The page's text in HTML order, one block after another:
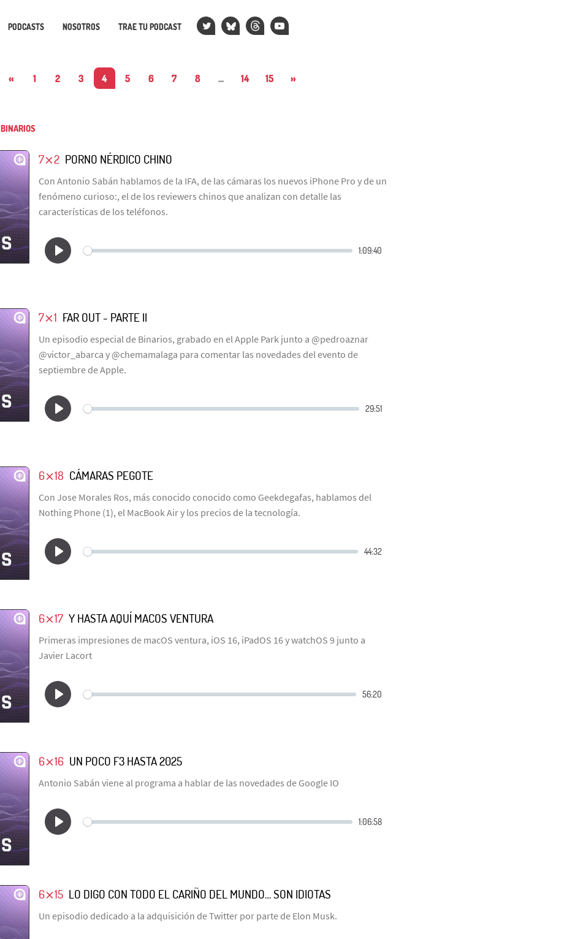
PODCASTS NOSOTROS TRAE TU PODCAST
« 1 2 3 4 5 6 7 8 ... 14 15 »
BINARIOS
7⨯2 PORNO NÉRDICO CHINO
Con Antonio Sabán hablamos de la IFA, de las cámaras los nuevos iPhone Pro y de un
fenómeno curioso:, el de los reviewers chinos que analizan con detalle las
características de los teléfonos.
7⨯1 FAR OUT - PARTE II
Un episodio especial de Binarios, grabado en el Apple Park junto a @pedroaznar
@victor_abarca y @chemamalaga para comentar las novedades del evento de
septiembre de Apple.
6⨯18 CÁMARAS PEGOTE
Con Jose Morales Ros, más conocido conocido como Geekdegafas, hablamos del
Nothing Phone (1), el MacBook Air y los precios de la tecnología.
6⨯17 Y HASTA AQUÍ MACOS VENTURA
Primeras impresiones de macOS ventura, iOS 16, iPadOS 16 y watchOS 9 junto a
Javier Lacort
6⨯16 UN POCO F3 HASTA 2025
Antonio Sabán viene al programa a hablar de las novedades de Google IO
6⨯15 LO DIGO CON TODO EL CARIÑO DEL MUNDO… SON IDIOTAS
Un episodio dedicado a la adquisición de Twitter por parte de Elon Musk.